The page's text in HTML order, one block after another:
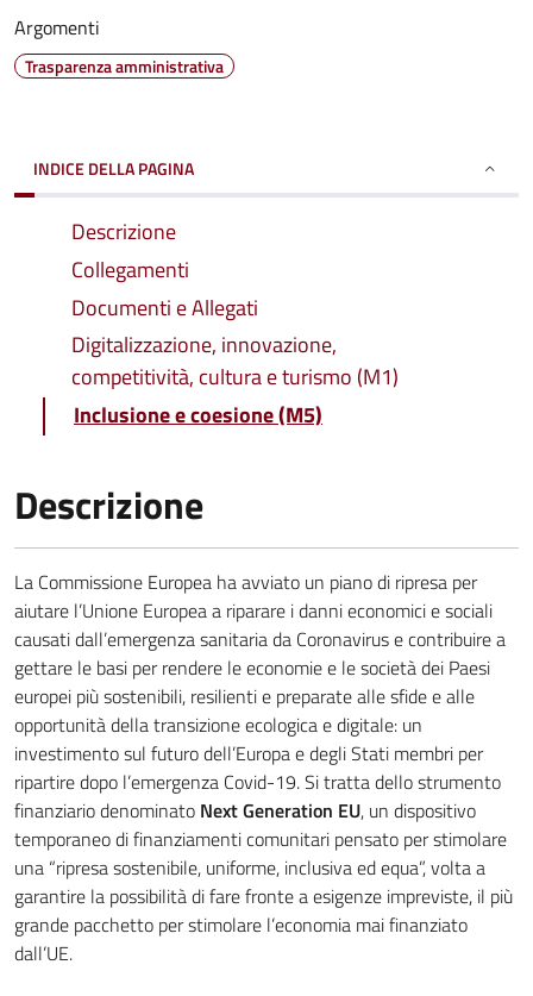
Argomenti
Trasparenza amministrativa
INDICE DELLA PAGINA
Descrizione
Collegamenti
Documenti e Allegati
Digitalizzazione, innovazione,
competitività, cultura e turismo (M1)
Inclusione e coesione (M5)
Descrizione
La Commissione Europea ha avviato un piano di ripresa per
aiutare l’Unione Europea a riparare i danni economici e sociali
causati dall’emergenza sanitaria da Coronavirus e contribuire a
gettare le basi per rendere le economie e le società dei Paesi
europei più sostenibili, resilienti e preparate alle sfide e alle
opportunità della transizione ecologica e digitale: un
investimento sul futuro dell’Europa e degli Stati membri per
ripartire dopo l’emergenza Covid-19. Si tratta dello strumento
finanziario denominato Next Generation EU, un dispositivo
temporaneo di finanziamenti comunitari pensato per stimolare
una “ripresa sostenibile, uniforme, inclusiva ed equa”, volta a
garantire la possibilità di fare fronte a esigenze impreviste, il più
grande pacchetto per stimolare l’economia mai finanziato
dall’UE.